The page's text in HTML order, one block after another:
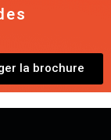
la brochure